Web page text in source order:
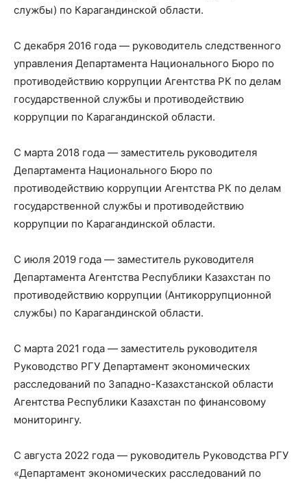
службы) по Карагандинской области.
С декабря 2016 года — руководитель следственного
управления Департамента Национального Бюро по
противодействию коррупции Агентства РК по делам
государственной службы и противодействию
коррупции по Карагандинской области.
С марта 2018 года — заместитель руководителя
Департамента Национального Бюро по
противодействию коррупции Агентства РК по делам
государственной службы и противодействию
коррупции по Карагандинской области.
С июля 2019 года — заместитель руководителя
Департамента Агентства Республики Казахстан по
противодействию коррупции (Антикоррупционной
службы) по Карагандинской области.
С марта 2021 года — заместитель руководителя
Руководство РГУ Департамент экономических
расследований по Западно-Казахстанской области
Агентства Республики Казахстан по финансовому
мониторингу.
С августа 2022 года — руководитель Руководства РГУ
«Департамент экономических расследований по